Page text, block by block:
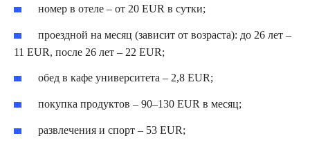
номер в отеле – от 20 EUR в сутки;
проездной на месяц (зависит от возраста): до 26 лет –
11 EUR, после 26 лет – 22 EUR;
обед в кафе университета – 2,8 EUR;
покупка продуктов – 90–130 EUR в месяц;
развлечения и спорт – 53 EUR;